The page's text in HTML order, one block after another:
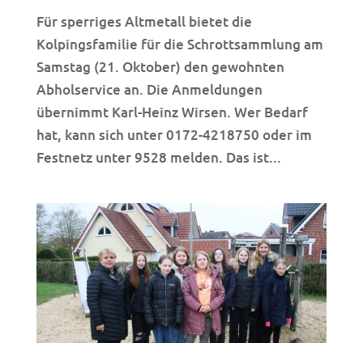
Für sperriges Altmetall bietet die
Kolpingsfamilie für die Schrottsammlung am
Samstag (21. Oktober) den gewohnten
Abholservice an. Die Anmeldungen
übernimmt Karl-Heinz Wirsen. Wer Bedarf
hat, kann sich unter 0172-4218750 oder im
Festnetz unter 9528 melden. Das ist...